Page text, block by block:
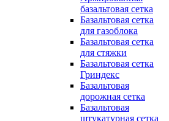
базальтовая сетка
Базальтовая сетка
для газоблока
Базальтовая сетка
для стяжки
Базальтовая сетка
Гриндекс
Базальтовая
дорожная сетка
Базальтовая
штукатурная сетка